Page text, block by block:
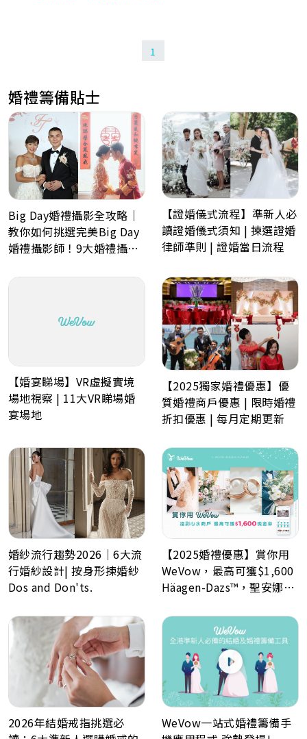
1
婚禮籌備貼士
Big Day婚禮攝影全攻略｜
教你如何挑選完美Big Day
婚禮攝影師！9大婚禮攝影
【證婚儀式流程】準新人必
讀證婚儀式須知 | 揀選證婚
律師準則 | 證婚當日流程
【婚宴睇場】VR虛擬實境
場地視察 | 11大VR睇場婚
宴場地
【2025獨家婚禮優惠】優
質婚禮商戶優惠 | 限時婚禮
折扣優惠 | 每月定期更新
婚紗流行趨勢2026｜6大流
行婚紗設計| 按身形揀婚紗
Dos and Don'ts.
【2025婚禮優惠】賞你用
WeVow，最高可獲$1,600
Häagen-Dazs™，聖安娜餅
2026年結婚戒指挑選必
WeVow一站式婚禮籌備手